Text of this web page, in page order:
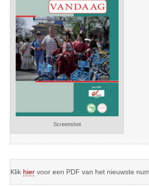
Screenshot
Klik hier voor een PDF van het nieuwste